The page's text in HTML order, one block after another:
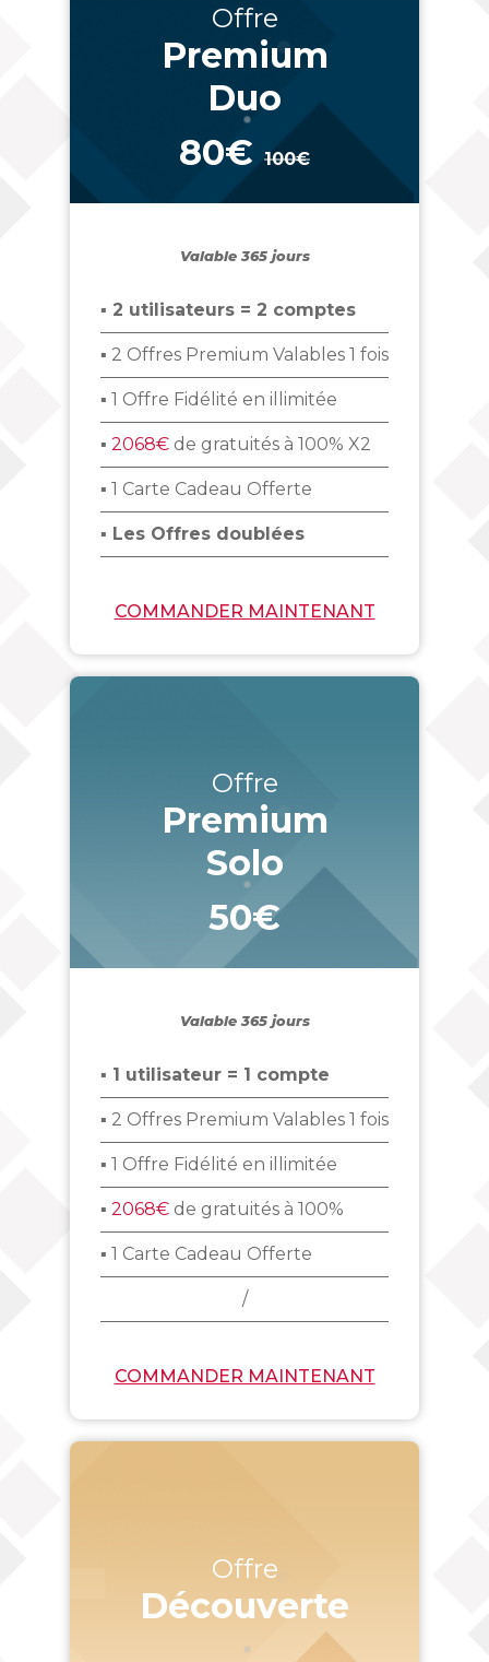
Offre
Découverte
Offre
Premium
Solo
50€
_
Valable 365 jours
▪ 1 utilisateur = 1 compte
▪ 2 Offres Premium Valables 1 fois
▪ 1 Offre Fidélité en illimitée
▪ 2068€ de gratuités à 100%
▪ 1 Carte Cadeau Offerte
/
COMMANDER MAINTENANT
Offre
Premium
Duo
80€ 100€
Valable 365 jours
▪ 2 utilisateurs = 2 comptes
▪ 2 Offres Premium Valables 1 fois
▪ 1 Offre Fidélité en illimitée
▪ 2068€ de gratuités à 100% X2
▪ 1 Carte Cadeau Offerte
▪ Les Offres doublées
COMMANDER MAINTENANT